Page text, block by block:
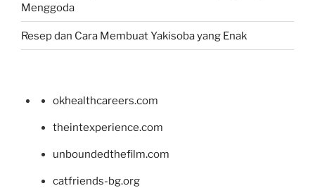
Menggoda
Resep dan Cara Membuat Yakisoba yang Enak
okhealthcareers.com
theintexperience.com
unboundedthefilm.com
catfriends-bg.org